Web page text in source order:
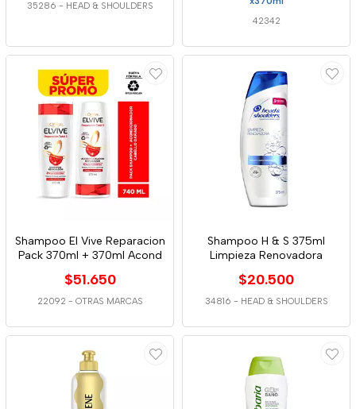
35286 - HEAD & SHOULDERS
42342
Shampoo El Vive Reparacion
Pack 370ml + 370ml Acond
$51.650
22092 - OTRAS MARCAS
Shampoo H & S 375ml
Limpieza Renovadora
$20.500
34816 - HEAD & SHOULDERS